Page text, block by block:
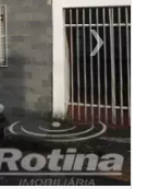
›Next